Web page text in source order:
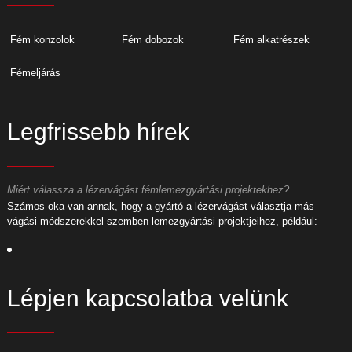
Fém konzolok Fém dobozok Fém alkatrészek
Fémeljárás
Legfrissebb hírek
Miért válassza a lézervágást fémlemezgyártási projektekhez?
Számos oka van annak, hogy a gyártó a lézervágást választja más
vágási módszerekkel szemben lemezgyártási projektjeihez, például:
Lépjen kapcsolatba velünk